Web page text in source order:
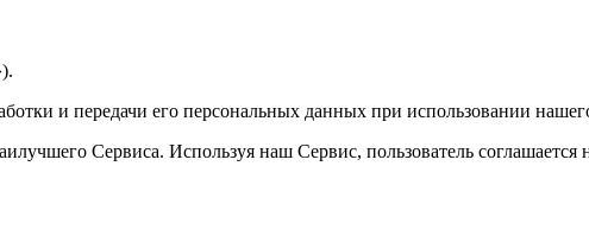
и передачи его персональных данных при использовании
Сервиса. Используя наш Сервис, пользователь